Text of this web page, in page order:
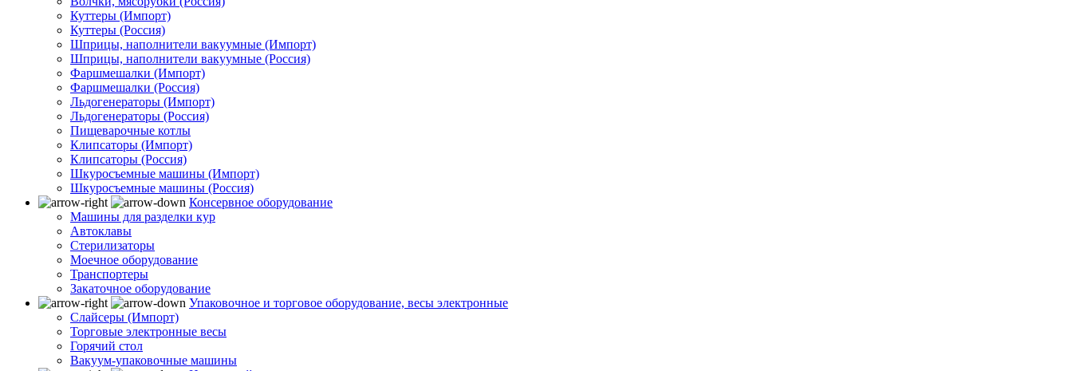
Куттеры (Импорт)
Куттеры (Россия)
Шприцы, наполнители вакуумные (Импорт)
Шприцы, наполнители вакуумные (Россия)
Фаршмешалки (Импорт)
Фаршмешалки (Россия)
Льдогенераторы (Импорт)
Льдогенераторы (Россия)
Пищеварочные котлы
Клипсаторы (Импорт)
Клипсаторы (Россия)
Шкуросъемные машины (Импорт)
Шкуросъемные машины (Россия)
Консервное оборудование
Машины для разделки кур
Автоклавы
Стерилизаторы
Моечное оборудование
Транспортеры
Закаточное оборудование
Упаковочное и торговое оборудование, весы электронные
Слайсеры (Импорт)
Торговые электронные весы
Горячий стол
Вакуум-упаковочные машины